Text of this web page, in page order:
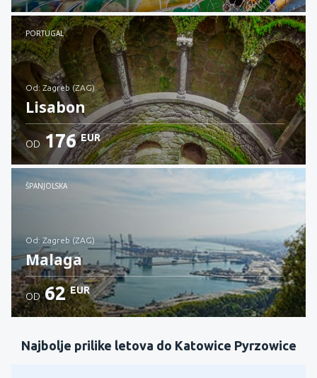
Provjerite detalje
PORTUGAL
od: Zagreb (ZAG)
Lisabon
Provjerite detalje
OD 176 EUR
ŠPANJOLSKA
od: Zagreb (ZAG)
Malaga
Provjerite detalje
OD 62 EUR
Najbolje prilike letova do Katowice Pyrzowice